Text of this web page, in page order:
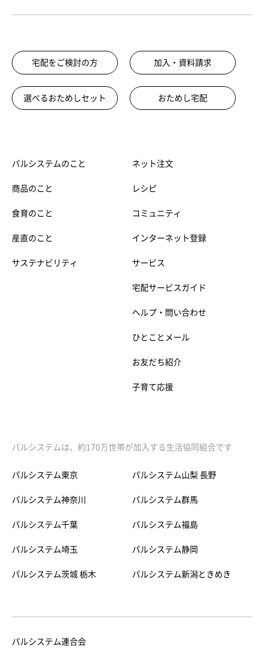
宅配をご検討の方 加入・資料請求
選べるおためしセット おためし宅配
パルシステムのこと
商品のこと
食育のこと
産直のこと
サステナビリティ
ネット注文
レシピ
コミュニティ
インターネット登録
サービス
宅配サービスガイド
ヘルプ・問い合わせ
ひとことメール
お友だち紹介
子育て応援
パルシステムは、約170万世帯が加入する生活協同組合です
パルシステム東京
パルシステム神奈川
パルシステム千葉
パルシステム埼玉
パルシステム茨城 栃木
パルシステム山梨 長野
パルシステム群馬
パルシステム福島
パルシステム静岡
パルシステム新潟ときめき
パルシステム連合会